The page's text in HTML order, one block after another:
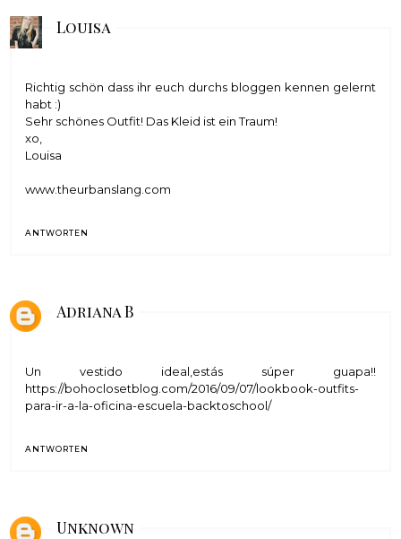
Louisa
Richtig schön dass ihr euch durchs bloggen kennen gelernt
habt :)
Sehr schönes Outfit! Das Kleid ist ein Traum!
xo,
Louisa
www.theurbanslang.com
ANTWORTEN
Adriana B
Un vestido ideal,estás súper guapa!!
https://bohoclosetblog.com/2016/09/07/lookbook-outfits-
para-ir-a-la-oficina-escuela-backtoschool/
ANTWORTEN
Unknown